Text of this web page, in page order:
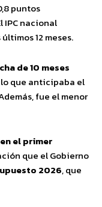
puntos
IPC nacional
12 meses.
de 10 meses
que anticipaba el
fue el menor
el primer
que el Gobierno
2026, que